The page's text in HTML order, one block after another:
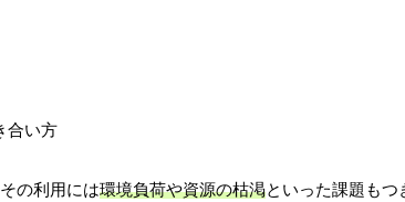
の利用には環境負荷や資源の枯渇といった課題もつ